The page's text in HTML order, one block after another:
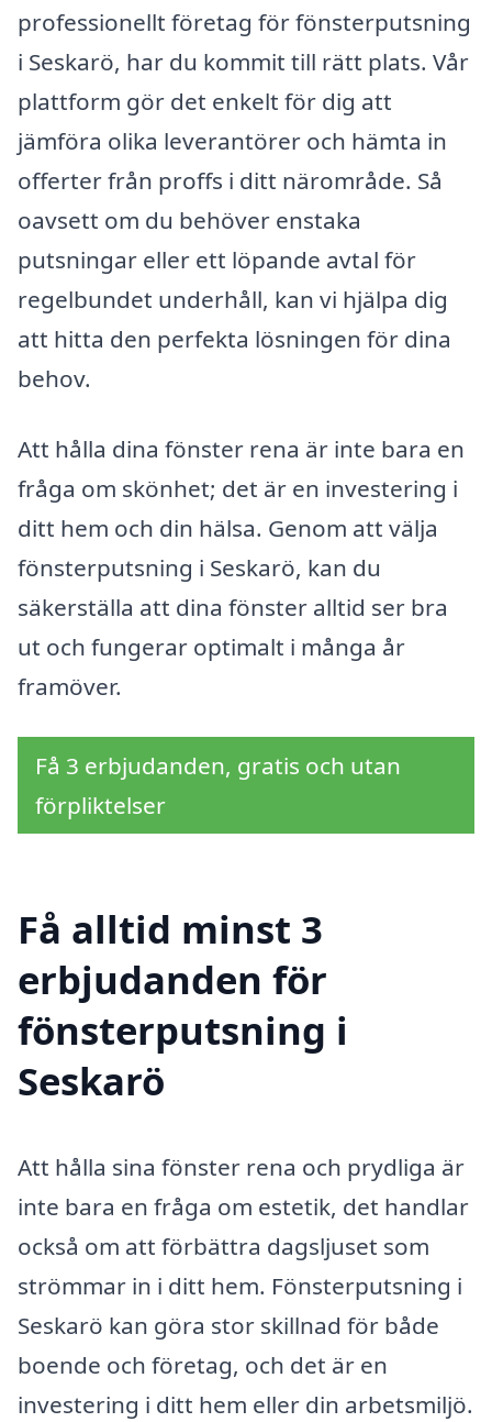
professionellt företag för fönsterputsning
i Seskarö, har du kommit till rätt plats. Vår
plattform gör det enkelt för dig att
jämföra olika leverantörer och hämta in
offerter från proffs i ditt närområde. Så
oavsett om du behöver enstaka
putsningar eller ett löpande avtal för
regelbundet underhåll, kan vi hjälpa dig
att hitta den perfekta lösningen för dina
behov.
Att hålla dina fönster rena är inte bara en
fråga om skönhet; det är en investering i
ditt hem och din hälsa. Genom att välja
fönsterputsning i Seskarö, kan du
säkerställa att dina fönster alltid ser bra
ut och fungerar optimalt i många år
framöver.
Få 3 erbjudanden, gratis och utan
förpliktelser
Få alltid minst 3
erbjudanden för
fönsterputsning i
Seskarö
Att hålla sina fönster rena och prydliga är
inte bara en fråga om estetik, det handlar
också om att förbättra dagsljuset som
strömmar in i ditt hem. Fönsterputsning i
Seskarö kan göra stor skillnad för både
boende och företag, och det är en
investering i ditt hem eller din arbetsmiljö.